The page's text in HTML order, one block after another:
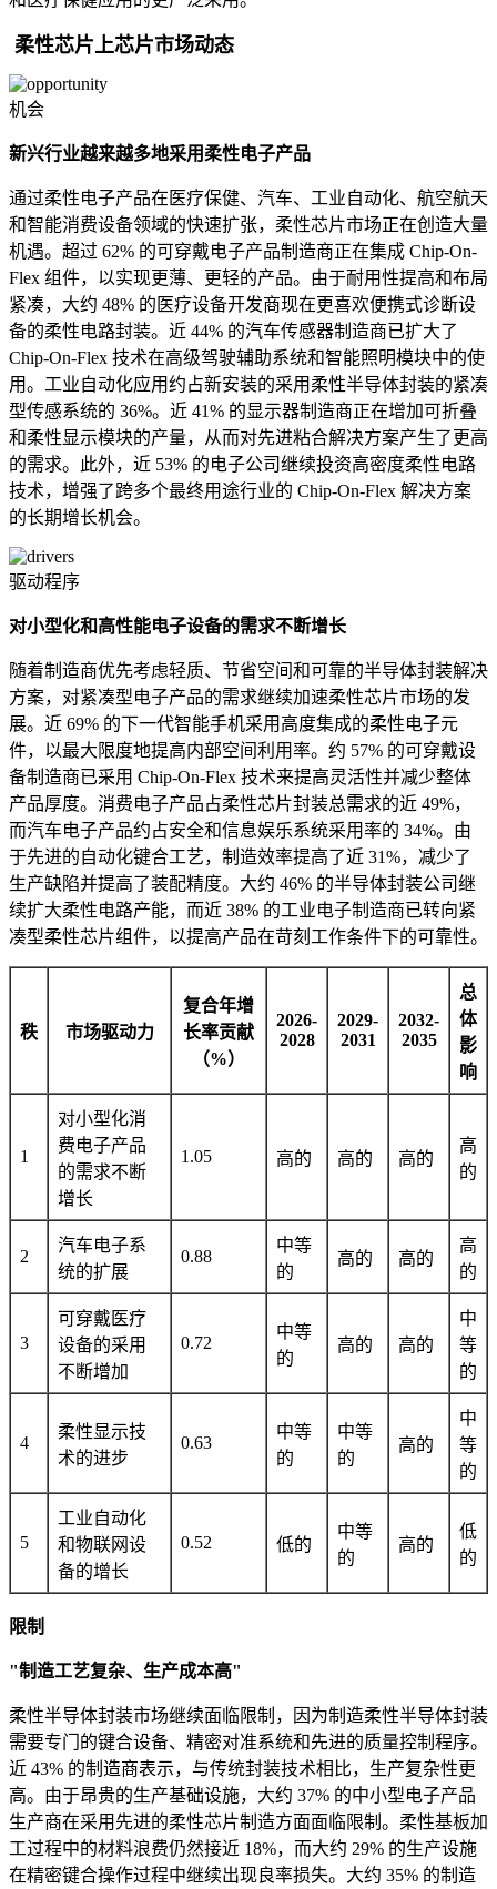
柔性芯片上芯片市场动态
机会
新兴行业越来越多地采用柔性电子产品
通过柔性电子产品在医疗保健、汽车、工业自动化、航空航天
和智能消费设备领域的快速扩张，柔性芯片市场正在创造大量
机遇。超过 62% 的可穿戴电子产品制造商正在集成 Chip-On-
Flex 组件，以实现更薄、更轻的产品。由于耐用性提高和布局
紧凑，大约 48% 的医疗设备开发商现在更喜欢便携式诊断设
备的柔性电路封装。近 44% 的汽车传感器制造商已扩大了
Chip-On-Flex 技术在高级驾驶辅助系统和智能照明模块中的使
用。工业自动化应用约占新安装的采用柔性半导体封装的紧凑
型传感系统的 36%。近 41% 的显示器制造商正在增加可折叠
和柔性显示模块的产量，从而对先进粘合解决方案产生了更高
的需求。此外，近 53% 的电子公司继续投资高密度柔性电路
技术，增强了跨多个最终用途行业的 Chip-On-Flex 解决方案
的长期增长机会。
驱动程序
对小型化和高性能电子设备的需求不断增长
随着制造商优先考虑轻质、节省空间和可靠的半导体封装解决
方案，对紧凑型电子产品的需求继续加速柔性芯片市场的发
展。近 69% 的下一代智能手机采用高度集成的柔性电子元
件，以最大限度地提高内部空间利用率。约 57% 的可穿戴设
备制造商已采用 Chip-On-Flex 技术来提高灵活性并减少整体
产品厚度。消费电子产品占柔性芯片封装总需求的近 49%，
而汽车电子产品约占安全和信息娱乐系统采用率的 34%。由
于先进的自动化键合工艺，制造效率提高了近 31%，减少了
生产缺陷并提高了装配精度。大约 46% 的半导体封装公司继
续扩大柔性电路产能，而近 38% 的工业电子制造商已转向紧
凑型柔性芯片组件，以提高产品在苛刻工作条件下的可靠性。
秩 市场驱动力
复合年增
长率贡献
（%）
2026-
2028
2029-
2031
2032-
2035
总
体
影
响
1
对小型化消
费电子产品
的需求不断
增长
1.05 高的 高的 高的
高
的
2
汽车电子系
统的扩展
0.88
中等
的
高的 高的
高
的
3
可穿戴医疗
设备的采用
不断增加
0.72
中等
的
高的 高的
中
等
的
4
柔性显示技
术的进步
0.63
中等
的
中等
的
高的
中
等
的
5
工业自动化
和物联网设
备的增长
0.52 低的
中等
的
高的
低
的
限制
"制造工艺复杂、生产成本高"
柔性半导体封装市场继续面临限制，因为制造柔性半导体封装
需要专门的键合设备、精密对准系统和先进的质量控制程序。
近 43% 的制造商表示，与传统封装技术相比，生产复杂性更
高。由于昂贵的生产基础设施，大约 37% 的中小型电子产品
生产商在采用先进的柔性芯片制造方面面临限制。柔性基板加
工过程中的材料浪费仍然接近 18%，而大约 29% 的生产设施
在精密键合操作过程中继续出现良率损失。大约 35% 的制造